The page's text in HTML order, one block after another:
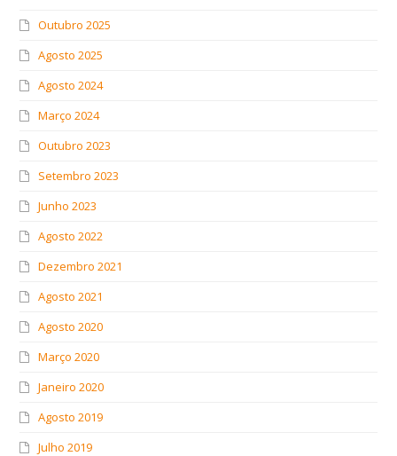
Outubro 2025
Agosto 2025
Agosto 2024
Março 2024
Outubro 2023
Setembro 2023
Junho 2023
Agosto 2022
Dezembro 2021
Agosto 2021
Agosto 2020
Março 2020
Janeiro 2020
Agosto 2019
Julho 2019